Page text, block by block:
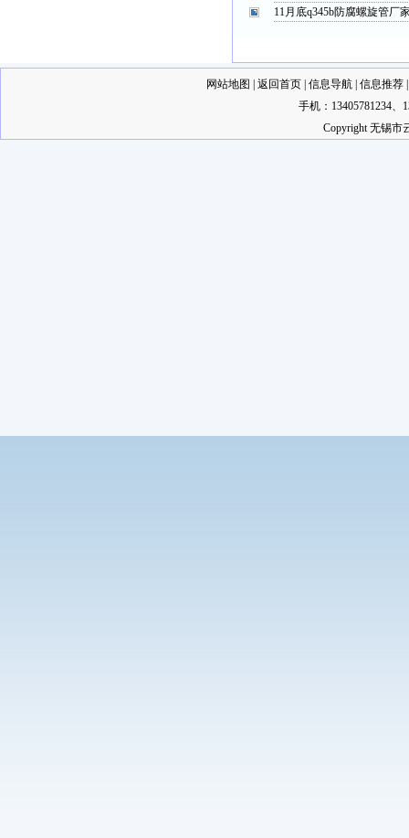
11月底q345b防腐螺旋管厂
网站地图 返回首页 信息导航 信息推荐
手机：13405781234
Copyright 无锡